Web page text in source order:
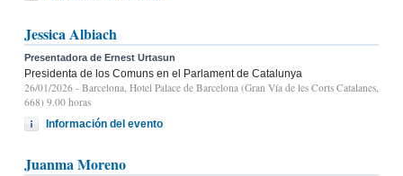
Jessica Albiach
Presentadora de Ernest Urtasun
Presidenta de los Comuns en el Parlament de Catalunya
26/01/2026 - Barcelona, Hotel Palace de Barcelona (Gran Vía de les Corts Catalanes,
668) 9.00 horas
Información del evento
Juanma Moreno